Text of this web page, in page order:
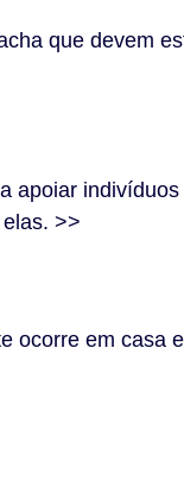
que devem
apoiar
>>
ocorre em casa